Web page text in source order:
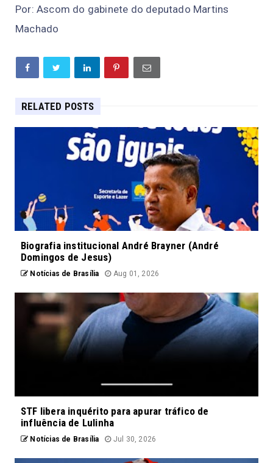
Por: Ascom do gabinete do deputado Martins
Machado
RELATED POSTS
Biografia institucional André Brayner (André
Domingos de Jesus)
Notícias de Brasília Aug 01, 2026
STF libera inquérito para apurar tráfico de
influência de Lulinha
Notícias de Brasília Jul 30, 2026